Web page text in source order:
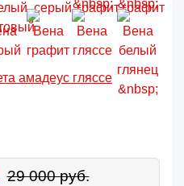
29 000 руб.